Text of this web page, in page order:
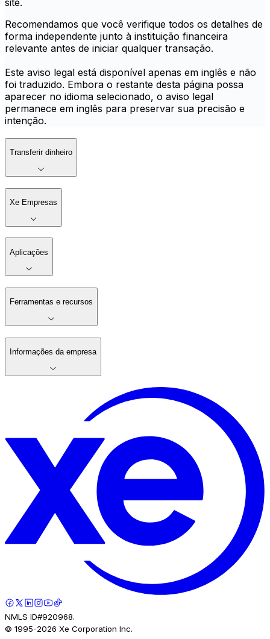
site.
Recomendamos que você verifique todos os detalhes de
forma independente junto à instituição financeira
relevante antes de iniciar qualquer transação.
Este aviso legal está disponível apenas em inglês e não
foi traduzido. Embora o restante desta página possa
aparecer no idioma selecionado, o aviso legal
permanece em inglês para preservar sua precisão e
intenção.
Transferir dinheiro
Xe Empresas
Aplicações
Ferramentas e recursos
Informações da empresa
NMLS ID#920968.
© 1995-2026 Xe Corporation Inc.